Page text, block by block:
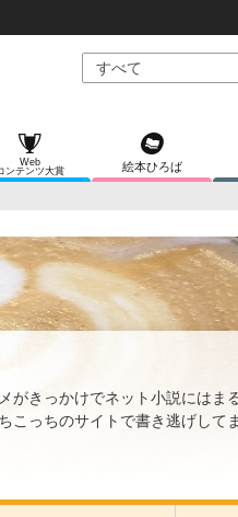
Web
ンテンツ大賞
絵本ひろば
がきっかけでネット小説にはま
こっちのサイトで書き逃げして